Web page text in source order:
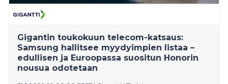
Gigantin toukokuun telecom-katsaus:
Samsung hallitsee myydyimpien listaa –
edullisen ja Euroopassa suositun Honorin
nousua odotetaan